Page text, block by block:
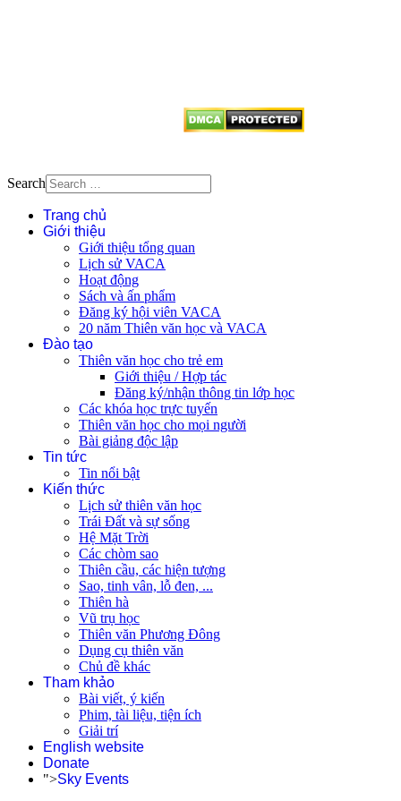
Search
Trang chủ
Giới thiệu
Giới thiệu tổng quan
Lịch sử VACA
Hoạt động
Sách và ấn phẩm
Đăng ký hội viên VACA
20 năm Thiên văn học và VACA
Đào tạo
Thiên văn học cho trẻ em
Giới thiệu / Hợp tác
Đăng ký/nhận thông tin lớp học
Các khóa học trực tuyến
Thiên văn học cho mọi người
Bài giảng độc lập
Tin tức
Tin nổi bật
Kiến thức
Lịch sử thiên văn học
Trái Đất và sự sống
Hệ Mặt Trời
Các chòm sao
Thiên cầu, các hiện tượng
Sao, tinh vân, lỗ đen, ...
Thiên hà
Vũ trụ học
Thiên văn Phương Đông
Dụng cụ thiên văn
Chủ đề khác
Tham khảo
Bài viết, ý kiến
Phim, tài liệu, tiện ích
Giải trí
English website
Donate
">Sky Events